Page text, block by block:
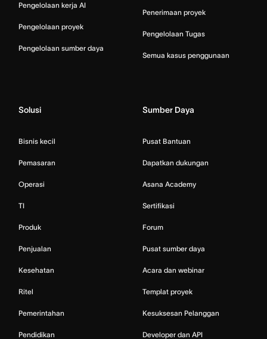
Pengelolaan kerja AI
Pengelolaan proyek
Pengelolaan sumber daya
Penerimaan proyek
Pengelolaan Tugas
Semua kasus penggunaan
Solusi
Bisnis kecil
Pemasaran
Operasi
TI
Produk
Penjualan
Kesehatan
Ritel
Pemerintahan
Pendidikan
Sumber Daya
Pusat Bantuan
Dapatkan dukungan
Asana Academy
Sertifikasi
Forum
Pusat sumber daya
Acara dan webinar
Templat proyek
Kesuksesan Pelanggan
Developer dan API